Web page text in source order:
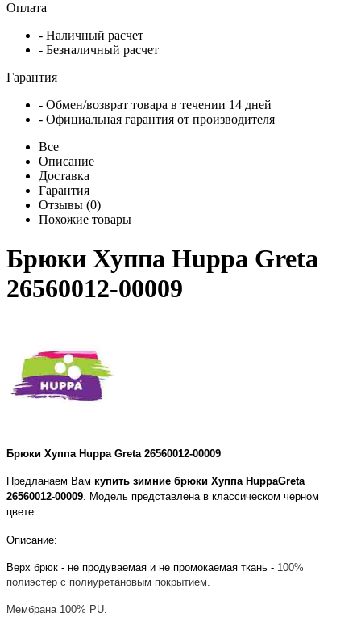
Оплата
- Наличный расчет
- Безналичный расчет
Гарантия
- Обмен/возврат товара в течении 14 дней
- Официальная гарантия от производителя
Все
Описание
Доставка
Гарантия
Отзывы (0)
Похожие товары
Брюки Хуппа Huppa Greta
26560012-00009
Брюки Хуппа Huppa Greta 26560012-00009
Предланаем Вам купить зимние брюки Хуппа HuppaGreta
26560012-00009. Модель представлена в классическом черном
цвете.
Описание:
Верх брюк - не продуваемая и не промокаемая ткань - 100%
полиэстер с полиуретановым покрытием.
Мембрана 100% PU.